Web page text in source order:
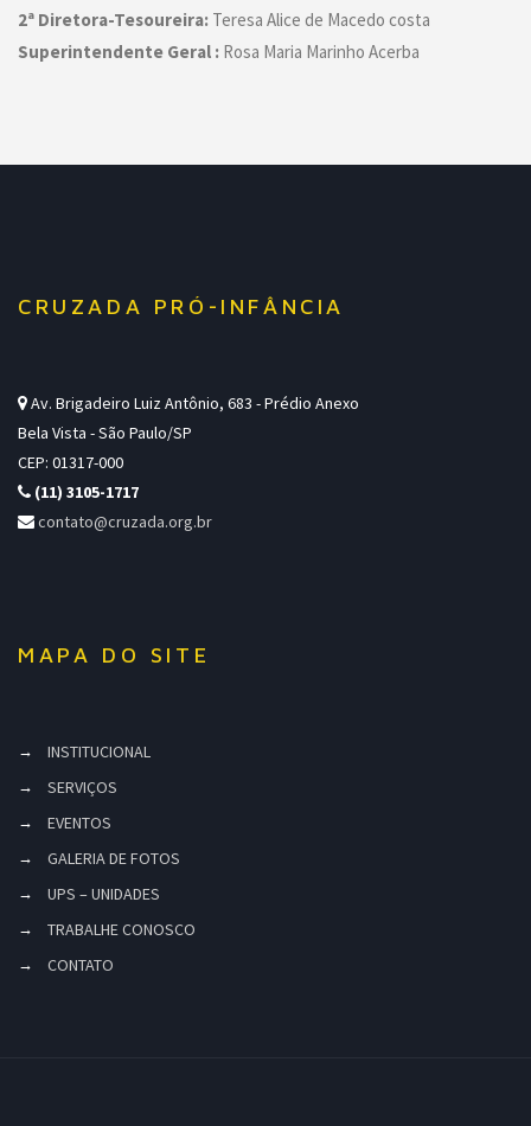
2ª Diretora-Tesoureira: Teresa Alice de Macedo costa
Superintendente Geral : Rosa Maria Marinho Acerba
CRUZADA PRÓ-INFÂNCIA
Av. Brigadeiro Luiz Antônio, 683 - Prédio Anexo
Bela Vista - São Paulo/SP
CEP: 01317-000
(11) 3105-1717
contato@cruzada.org.br
MAPA DO SITE
INSTITUCIONAL
SERVIÇOS
EVENTOS
GALERIA DE FOTOS
UPS – UNIDADES
TRABALHE CONOSCO
CONTATO